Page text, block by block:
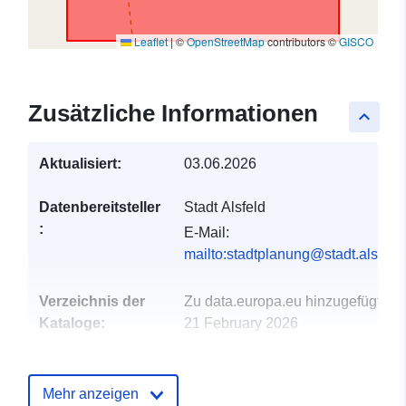
Leaflet|©OpenStreetMapcontributors ©GISCO
keyboard_arrow_up
Zusätzliche Informationen
Aktualisiert: 03.06.2026
Datenbereitsteller
:
Stadt Alsfeld
E-Mail:
Verzeichnis der
Kataloge:
Zu data.europa.eu hinzugefügt:
21 February 2026
Mehr anzeigen